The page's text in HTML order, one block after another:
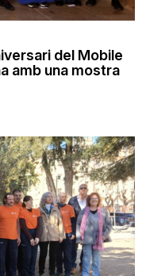
del Mobile
amb una mostra